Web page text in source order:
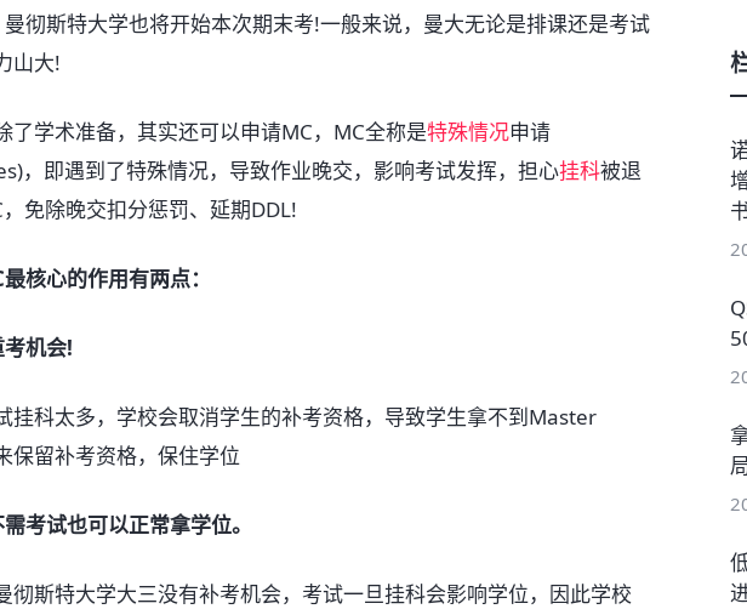
彻斯特大学也将开始本次期末考!一般来说，曼大无论是排课还是考试
山大!
了学术准备，其实还可以申请MC，MC全称是特殊情况申请
，即遇到了特殊情况，导致作业晚交，影响考试发挥，担心挂科被退
免除晚交扣分惩罚、延期DDL!
核心的作用有两点：
机会!
挂科太多，学校会取消学生的补考资格，导致学生拿不到Master
保留补考资格，保住学位
考试也可以正常拿学位。
彻斯特大学大三没有补考机会，考试一旦挂科会影响学位，因此学校